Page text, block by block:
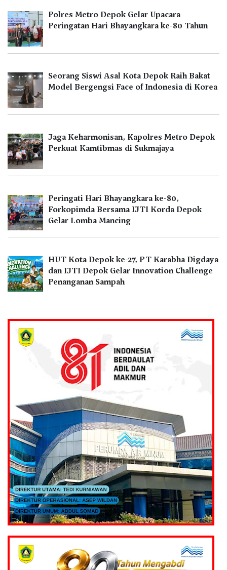
Polres Metro Depok Gelar Upacara
Peringatan Hari Bhayangkara ke-80 Tahun
Seorang Siswi Asal Kota Depok Raih Bakat
Model Bergengsi Face of Indonesia di Korea
Jaga Keharmonisan, Kapolres Metro Depok
Perkuat Kamtibmas di Sukmajaya
Peringati Hari Bhayangkara ke-80,
Forkopimda Bersama IJTI Korda Depok
Gelar Lomba Mancing
HUT Kota Depok ke-27, PT Karabha Digdaya
dan IJTI Depok Gelar Innovation Challenge
Penanganan Sampah